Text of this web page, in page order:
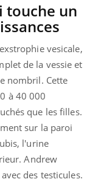
touche un
vesicale,
de la vessie et
nombril. Cette
à 40 000
que les filles.
sur la paroi
l'urine
Andrew
des testicules.